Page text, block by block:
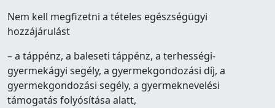
Nem kell megfizetni a tételes egészségügyi
hozzájárulást
– a táppénz, a baleseti táppénz, a terhességi-
gyermekágyi segély, a gyermekgondozási díj, a
gyermekgondozási segély, a gyermeknevelési
támogatás folyósítása alatt,